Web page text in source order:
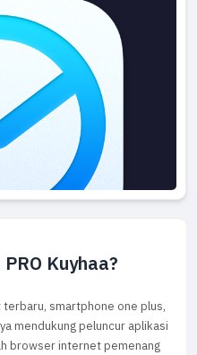
Kuyhaa?
smartphone one plus,
mendukung peluncur aplikasi
browser internet pemenang